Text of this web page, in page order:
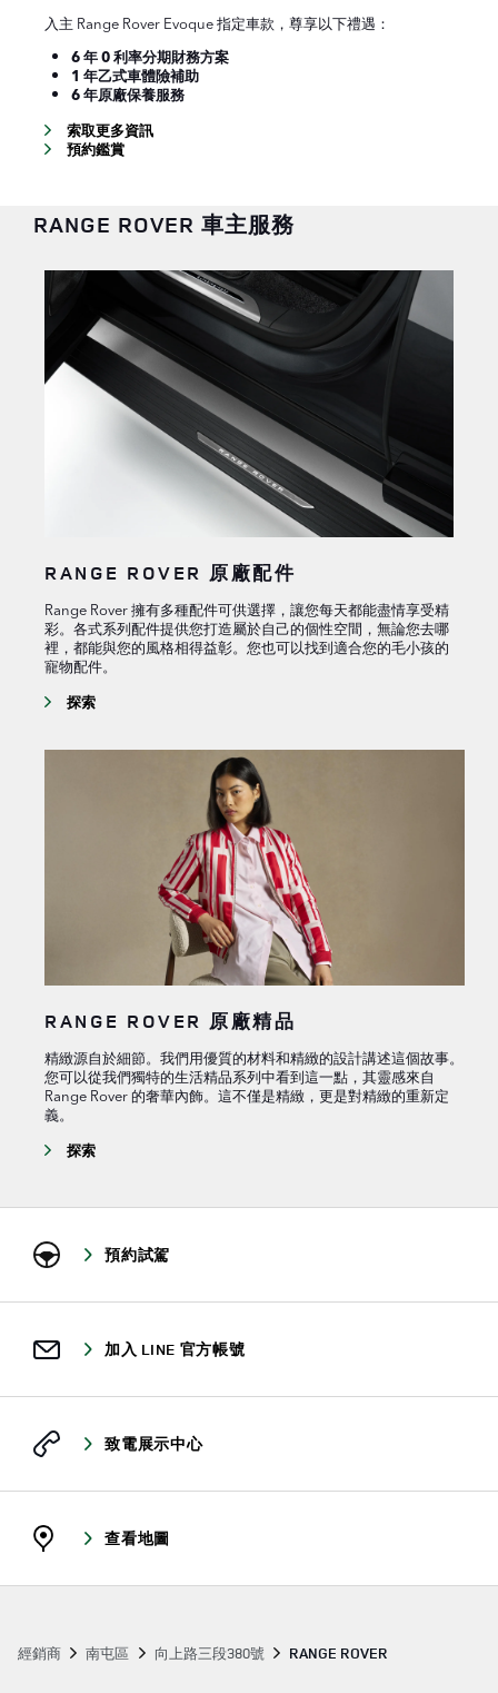
入主 Range Rover Evoque 指定車款，尊享以下禮遇：
6 年 0 利率分期財務方案
1 年乙式車體險補助
6 年原廠保養服務
索取更多資訊
預約鑑賞
RANGE ROVER 車主服務
RANGE ROVER 原廠配件
Range Rover 擁有多種配件可供選擇，讓您每天都能盡情享受精
彩。各式系列配件提供您打造屬於自己的個性空間，無論您去哪
裡，都能與您的風格相得益彰。您也可以找到適合您的毛小孩的
寵物配件。
探索
RANGE ROVER 原廠精品
精緻源自於細節。我們用優質的材料和精緻的設計講述這個故事。
您可以從我們獨特的生活精品系列中看到這一點，其靈感來自
Range Rover 的奢華內飾。這不僅是精緻，更是對精緻的重新定
義。
探索
預約試駕
加入 LINE 官方帳號
致電展示中心
查看地圖
經銷商 南屯區 向上路三段380號 RANGE ROVER